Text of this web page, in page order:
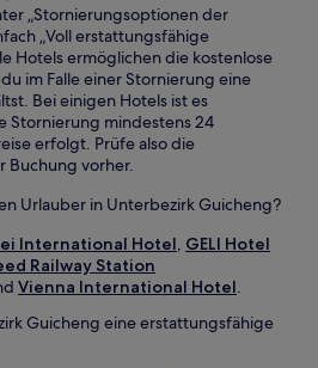
„Stornierungsoptionen der
„Voll erstattungsfähige
Hotels ermöglichen die kostenlose
im Falle einer Stornierung eine
Bei einigen Hotels ist es
Stornierung mindestens 24
erfolgt. Prüfe also die
Buchung vorher.
Urlauber in Unterbezirk Guicheng?
International Hotel, GELI Hotel
Railway Station
Vienna International Hotel.
Guicheng eine erstattungsfähige